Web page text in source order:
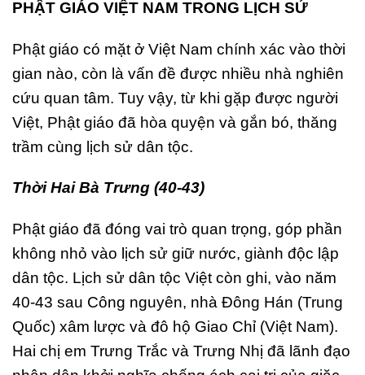
PHẬT GIÁO VIỆT NAM TRONG LỊCH SỬ
Phật giáo có mặt ở Việt Nam chính xác vào thời
gian nào, còn là vấn đề được nhiều nhà nghiên
cứu quan tâm. Tuy vậy, từ khi gặp được người
Việt, Phật giáo đã hòa quyện và gắn bó, thăng
trầm cùng lịch sử dân tộc.
Thời Hai Bà Trưng (40-43)
Phật giáo đã đóng vai trò quan trọng, góp phần
không nhỏ vào lịch sử giữ nước, giành độc lập
dân tộc. Lịch sử dân tộc Việt còn ghi, vào năm
40-43 sau Công nguyên, nhà Đông Hán (Trung
Quốc) xâm lược và đô hộ Giao Chỉ (Việt Nam).
Hai chị em Trưng Trắc và Trưng Nhị đã lãnh đạo